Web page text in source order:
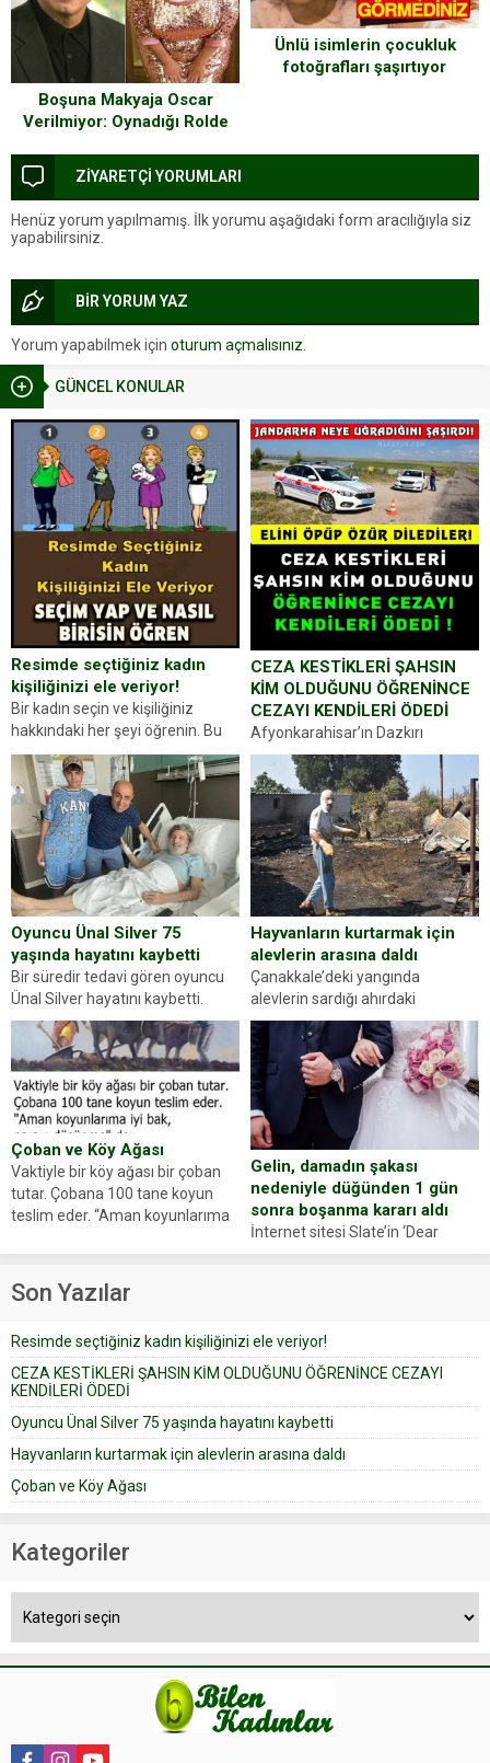
GÜNCEL KONULAR
Resimde seçtiğiniz kadın
kişiliğinizi ele veriyor!
Bir kadın seçin ve kişiliğiniz
hakkındaki her şeyi öğrenin. Bu
kez karşınıza oldukça farklı bir
kişilik testiyle çıkıyoruz. Resimde
gördüğünüz kadın figürlerinden
dikkatinizi en...
CEZA KESTİKLERİ ŞAHSIN
KİM OLDUĞUNU ÖĞRENİNCE
CEZAYI KENDİLERİ ÖDEDİ
Afyonkarahisar’ın Dazkırı
ilçesinde trafik uygulaması
yapan jandarma ekipleri
durdurdukları bir otomobilin
sürücüsünden ehliyet ve ruhsat
sorup belgelerini istedi. Sürücü
Abdurrahman Ö.nün verdiği
evraklarda eksik olduğunu...
Oyuncu Ünal Silver 75
yaşında hayatını kaybetti
Bir süredir tedavi gören oyuncu
Ünal Silver hayatını kaybetti.
Haberi, oyuncunun menajerlik
ajansı duyurdu. Renda Güner,
sosyal medya hesabında “Usta
Oyuncumuz ve çok değerli
dostumuz...
Hayvanların kurtarmak için
alevlerin arasına daldı
Çanakkale’deki yangında
alevlerin sardığı ahırdaki
hayvanlarını kurtarmak isteyen
Zeki Demir (66) ölümden döndü.
Yüzünde ve ellerinde yanıklar
oluşan Demir, kâbus dolu anları
anlattı… Merkeze bağlı...
Çoban ve Köy Ağası
Vaktiyle bir köy ağası bir çoban
tutar. Çobana 100 tane koyun
teslim eder. “Aman koyunlarıma
Çoban koyunları alır gider. Aylar...
Gelin, damadın şakası
nedeniyle düğünden 1 gün
sonra boşanma kararı aldı
İnternet sitesi Slate’in ‘Dear
Prudence’ isimli tavsiye köşesine
yapıştırdığı için düğünden...
Son Yazılar
Resimde seçtiğiniz kadın kişiliğinizi ele veriyor!
CEZA KESTİKLERİ ŞAHSIN KİM OLDUĞUNU ÖĞRENİNCE CEZAYI
KENDİLERİ ÖDEDİ
Oyuncu Ünal Silver 75 yaşında hayatını kaybetti
Hayvanların kurtarmak için alevlerin arasına daldı
Çoban ve Köy Ağası
Kategoriler
Boşuna Makyaja Oscar
Verilmiyor: Oynadığı Rolde
Tanımayacak 24 Oyuncu
Ünlü isimlerin çocukluk
fotoğrafları şaşırtıyor
ZİYARETÇİ YORUMLARI
Henüz yorum yapılmamış. İlk yorumu aşağıdaki form aracılığıyla siz
yapabilirsiniz.
BİR YORUM YAZ
Yorum yapabilmek için oturum açmalısınız